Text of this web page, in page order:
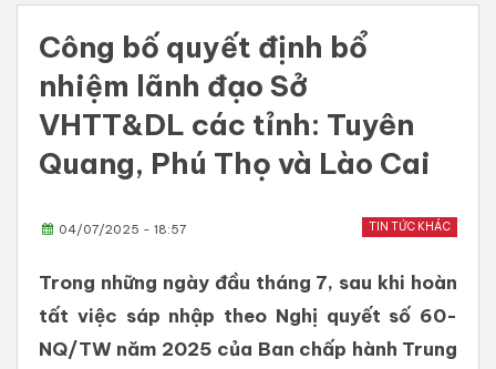
Công bố quyết định bổ
nhiệm lãnh đạo Sở
VHTT&DL các tỉnh: Tuyên
Quang, Phú Thọ và Lào Cai
TIN TỨC KHÁC
04/07/2025 - 18:57
Trong những ngày đầu tháng 7, sau khi hoàn
tất việc sáp nhập theo Nghị quyết số 60-
NQ/TW năm 2025 của Ban chấp hành Trung